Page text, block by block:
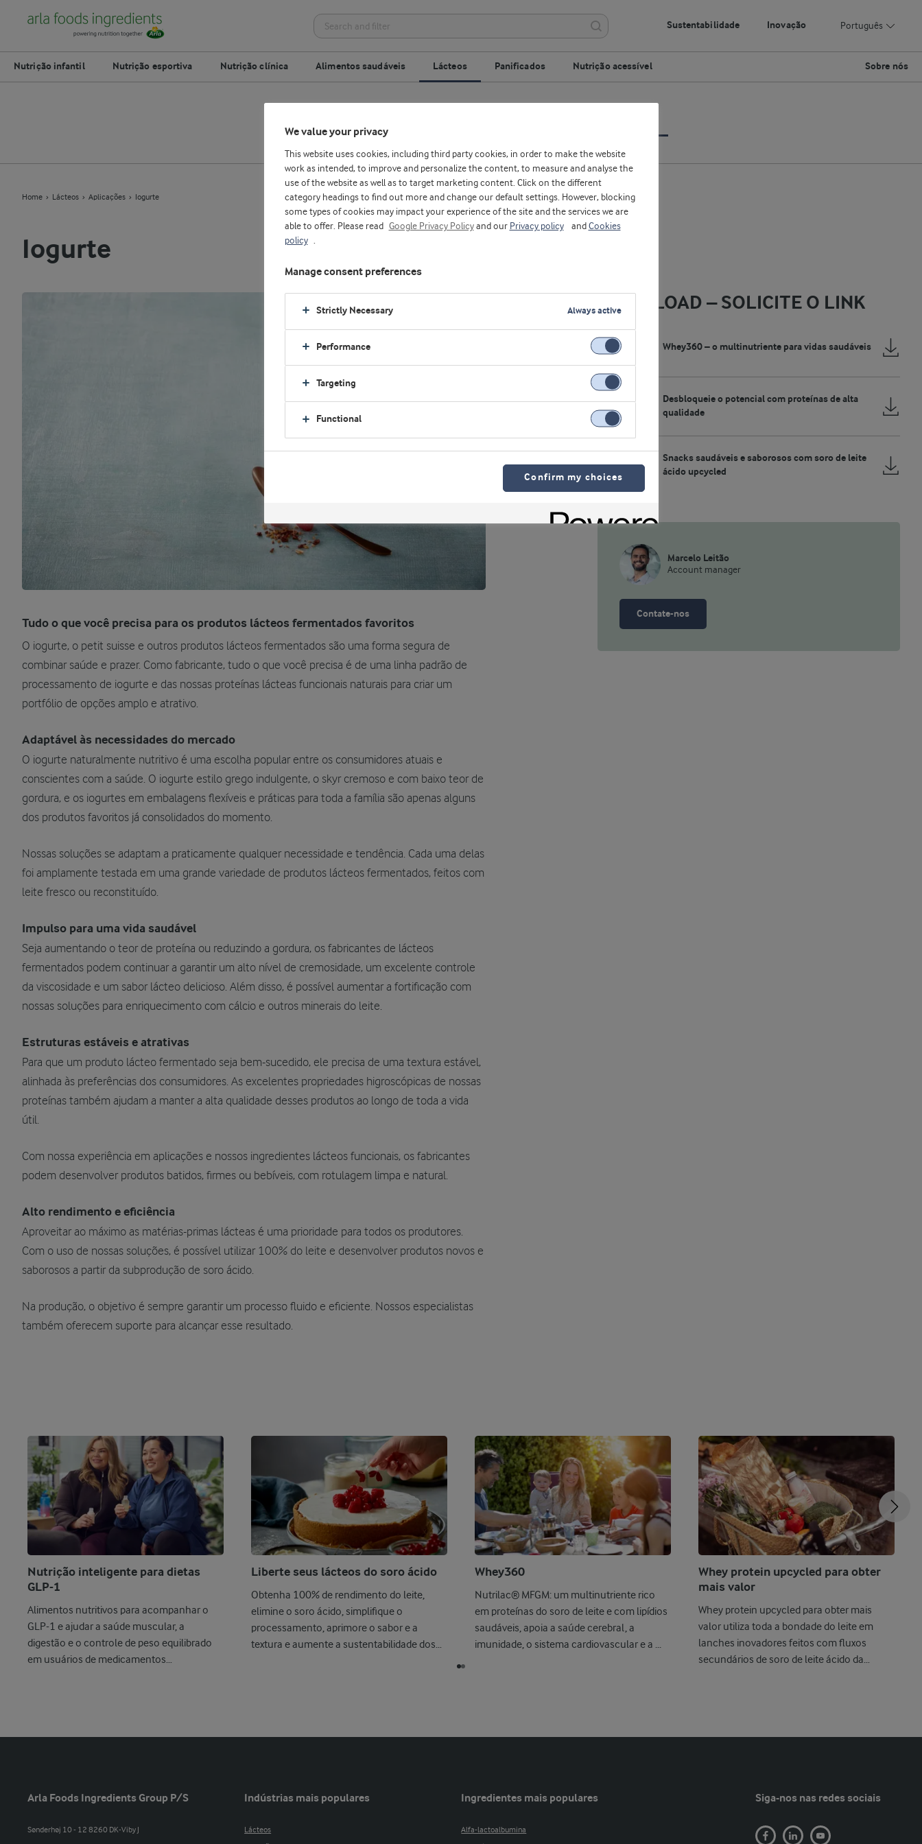
Sustentabilidade Inovação Português
Nutrição infantil Nutrição esportiva Nutrição clínica Alimentos saudáveis Lácteos Panificados Nutrição acessível Sobre nós
Home Lácteos Aplicações Iogurte
Iogurte
Tudo o que você precisa para os produtos lácteos fermentados favoritos
O iogurte, o petit suisse e outros produtos lácteos fermentados são uma forma segura de
combinar saúde e prazer. Como fabricante, tudo o que você precisa é de uma linha padrão de
processamento de iogurte e das nossas proteínas lácteas funcionais naturais para criar um
portfólio de opções amplo e atrativo.
Adaptável às necessidades do mercado
O iogurte naturalmente nutritivo é uma escolha popular entre os consumidores atuais e
conscientes com a saúde. O iogurte estilo grego indulgente, o skyr cremoso e com baixo teor de
gordura, e os iogurtes em embalagens flexíveis e práticas para toda a família são apenas alguns
dos produtos favoritos já consolidados do momento.
Nossas soluções se adaptam a praticamente qualquer necessidade e tendência. Cada uma delas
foi amplamente testada em uma grande variedade de produtos lácteos fermentados, feitos com
leite fresco ou reconstituído.
Impulso para uma vida saudável
Seja aumentando o teor de proteína ou reduzindo a gordura, os fabricantes de lácteos
fermentados podem continuar a garantir um alto nível de cremosidade, um excelente controle
da viscosidade e um sabor lácteo delicioso. Além disso, é possível aumentar a fortificação com
nossas soluções para enriquecimento com cálcio e outros minerais do leite.
Estruturas estáveis e atrativas
Para que um produto lácteo fermentado seja bem-sucedido, ele precisa de uma textura estável,
alinhada às preferências dos consumidores. As excelentes propriedades higroscópicas de nossas
proteínas também ajudam a manter a alta qualidade desses produtos ao longo de toda a vida
útil.
Com nossa experiência em aplicações e nossos ingredientes lácteos funcionais, os fabricantes
podem desenvolver produtos batidos, firmes ou bebíveis, com rotulagem limpa e natural.
Alto rendimento e eficiência
Aproveitar ao máximo as matérias-primas lácteas é uma prioridade para todos os produtores.
Com o uso de nossas soluções, é possível utilizar 100% do leite e desenvolver produtos novos e
saborosos a partir da subprodução de soro ácido.
Na produção, o objetivo é sempre garantir um processo fluido e eficiente. Nossos especialistas
também oferecem suporte para alcançar esse resultado.
DOWNLOAD – SOLICITE O LINK
Whey360 – o multinutriente para vidas saudáveis
Desbloqueie o potencial com proteínas de alta
qualidade
Snacks saudáveis e saborosos com soro de leite
ácido upcycled
Marcelo Leitão
Account manager
Contate-nos
Nutrição inteligente para dietas
GLP-1
Alimentos nutritivos para acompanhar o
GLP-1 e ajudar a saúde muscular, a
digestão e o controle de peso equilibrado
em usuários de medicamentos
Liberte seus lácteos do soro ácido
Obtenha 100% de rendimento do leite,
elimine o soro ácido, simplifique o
processamento, aprimore o sabor e a
textura e aumente a sustentabilidade dos
Whey360
Nutrilac® MFGM: um multinutriente rico
em proteínas do soro de leite e com lipídios
saudáveis, apoia a saúde cerebral, a
imunidade, o sistema cardiovascular e a ...
Whey protein upcycled para obter
mais valor
Whey protein upcycled para obter mais
valor utiliza toda a bondade do leite em
lanches inovadores feitos com fluxos
secundários de soro de leite ácido da
Arla Foods Ingredients Group P/S
Sønderhøj 10 - 12 8260 DK-Viby J
Indústrias mais populares
Lácteos
Ingredientes mais populares
Alfa-lactoalbumina
Siga-nos nas redes sociais
We value your privacy
This website uses cookies, including third party cookies, in order to make the website
work as intended, to improve and personalize the content, to measure and analyse the
use of the website as well as to target marketing content. Click on the different
category headings to find out more and change our default settings. However, blocking
some types of cookies may impact your experience of the site and the services we are
able to offer. Please read
Google Privacy Policyand our Privacy policy and Cookies
policy
.
Manage consent preferences
Strictly Necessary Always active
Performance
Targeting
Functional
Confirm my choices